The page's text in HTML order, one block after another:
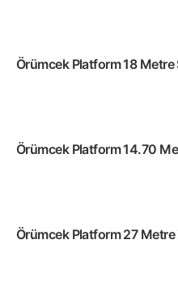
Devamını oku
Örümcek Platform 18 Metre
Devamını oku
Örümcek Platform 14.70
Devamını oku
Örümcek Platform 27 Metre